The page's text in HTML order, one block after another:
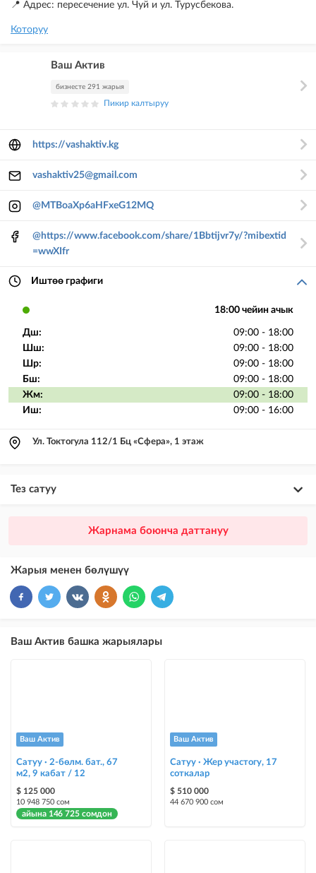
📍 Адрес: пересечение ул. Чуй и ул. Турусбекова.
Которуу
Ваш Актив
бизнесте 291 жарыя
Пикир калтыруу
https://vashaktiv.kg
vashaktiv25@gmail.com
@MTBoaXp6aHFxeG12MQ
@https://www.facebook.com/share/1Bbtijvr7y/?mibextid
=wwXIfr
Иштөө графиги
18:00 чейин ачык
Дш:
09:00 - 18:00
Шш:
09:00 - 18:00
Шр:
09:00 - 18:00
Бш:
09:00 - 18:00
Жм:
09:00 - 18:00
Иш:
09:00 - 16:00
Ул. Токтогула 112/1 Бц «Сфера», 1 этаж
Тез сатуу
VIP жарыялардын үстүнө жарыя жайгаштыруу + Instagramдагы акы
бекер жарыялардын үстүнө жарыя жайгаштыруу
бекер жарыялардын үстүнө жарыя жайгаштыруу (VIPтен кийин)
Instagram Промо
@house_kg Instagram аккаунтуна жана Telegram каналына жарыя
жайгаштыруу + Instagramдагы акы төлөнүүчү жарнама
Түс менен белгилөө
жарыялардын арасында башка түстө бөлүп көрсөтүлөт
Жарнама боюнча даттануу
Жарыя менен бөлүшүү
Ваш Актив башка жарыялары
Ваш Актив
Сатуу · 2-бөлм. бат., 67
м2, 9 кабат / 12
$ 125 000
10 948 750 сом
айына 146 725 сомдон
Ваш Актив
Сатуу · Жер участогу, 17
соткалар
$ 510 000
44 670 900 сом